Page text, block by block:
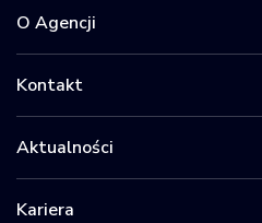
O Agencji
Kontakt
Aktualności
Kariera